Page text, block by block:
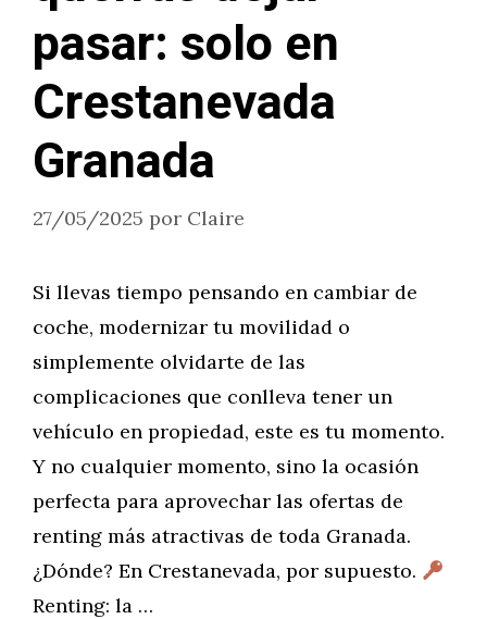
pasar: solo en
Crestanevada
Granada
27/05/2025 por Claire
Si llevas tiempo pensando en cambiar de
coche, modernizar tu movilidad o
simplemente olvidarte de las
complicaciones que conlleva tener un
vehículo en propiedad, este es tu momento.
Y no cualquier momento, sino la ocasión
perfecta para aprovechar las ofertas de
renting más atractivas de toda Granada.
¿Dónde? En Crestanevada, por supuesto.
Renting: la …